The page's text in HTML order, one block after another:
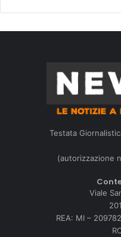
Testata
(autorizzazione
Viale
REA: MI –